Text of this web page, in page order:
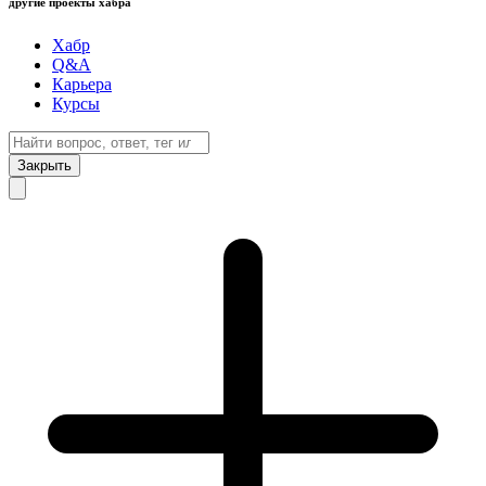
Хабр
Q&A
Карьера
Курсы
Закрыть